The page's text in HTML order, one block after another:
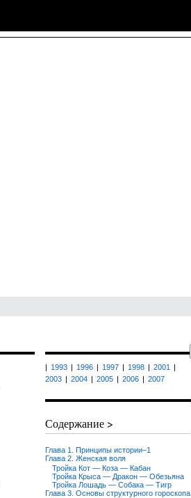
| 1993 | 1996 | 1997 | 1998 | 2001
|
2003 | 2004 | 2005 | 2006 | 2007
Содержание >
Глава 1. Принципы истории–1
Глава 2. Женская воля
Тройка Кот — Коза — Кабан
Тройка Крыса — Дракон — Обезьяна
Тройка Лошадь — Собака — Тигр
Глава 3. Основы структурного гороскопа